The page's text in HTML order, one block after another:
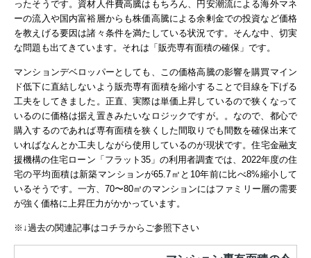
ったそうです。資材人件費高騰はもちろん、円安潮流による海外マネ
ーの流入や国内富裕層からも株価高騰による余剰金での投資など価格
を教えげる要因は諸々条件を満たしている状況です。そんな中、切実
な問題も出てきています。それは 「販売専有面積の確保」です。
マンションデベロッパーとしても、この価格高騰の影響を購買マイン
ド低下に直結しないよう販売専有面積を縮小することで目線を下げる
工夫をしてきました。正直、実際は単価上昇しているので狭くなって
いるのに価格は据え置きみたいなロジックですが。。なので、都心で
購入するのであれば専有面積を狭くした間取りでも間数を確保出来て
いればなんとか工夫しながら使用しているのが現状です。住宅金融支
援機構の住宅ローン「フラット35」の利用者調査では、2022年度の住
宅の平均面積は新築マンションが65.7㎡と10年前に比べ8%縮小して
いるそうです。一方、70〜80㎡のマンションにはファミリー層の需要
が強く価格に上昇圧力がかかっています。
※↓過去の関連記事はコチラからご参照下さい